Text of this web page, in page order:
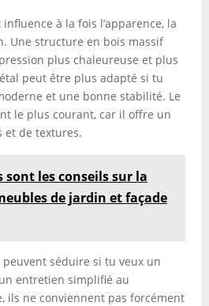
à la fois l’apparence, la
Une structure en bois massif
plus chaleureuse et plus
peut être plus adapté si tu
et une bonne stabilité. Le
le plus courant, car il offre un
et de textures.
sont les conseils sur la
de jardin et façade
séduire si tu veux un
entretien simplifié au
ils ne conviennent pas forcément